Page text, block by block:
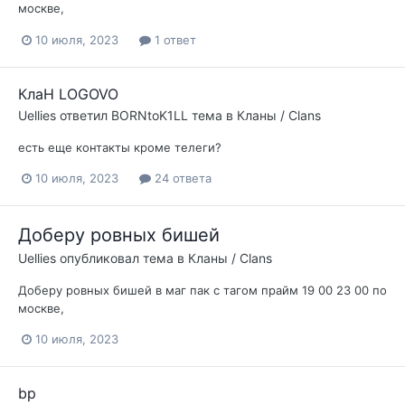
москве,
10 июля, 2023 1 ответ
КлаН LOGOVO
Uellies ответил BORNtoK1LL тема в Кланы / Clans
есть еще контакты кроме телеги?
10 июля, 2023 24 ответа
Доберу ровных бишей
Uellies опубликовал тема в Кланы / Clans
Доберу ровных бишей в маг пак с тагом прайм 19 00 23 00 по
москве,
10 июля, 2023
bp